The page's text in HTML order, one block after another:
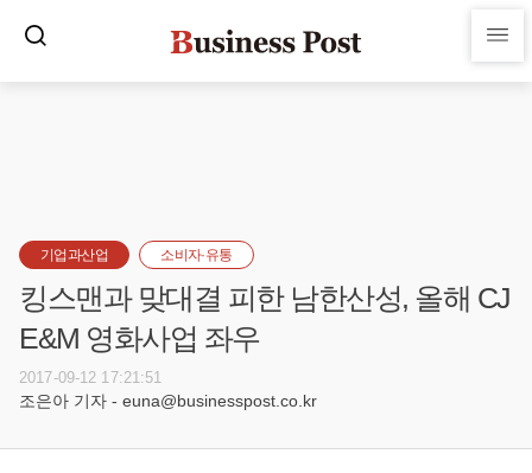
기업과산업 소비자·유통
킹스맨과 맞대결 피한 남한산성, 올해 CJ
E&M 영화사업 좌우
2017-09-12 17:21:51
조은아 기자 - euna@businesspost.co.kr